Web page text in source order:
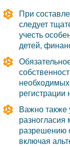
При
следует
учесть
детей,
регистрации
Важно также
разногласия
разрешению
включая